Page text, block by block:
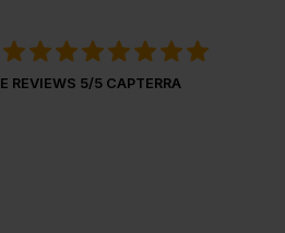
REVIEWS 5/5 CAPTERRA